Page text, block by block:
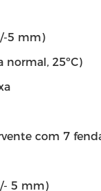
5 mm)
normal, 25ºC)
com 7
5 mm)